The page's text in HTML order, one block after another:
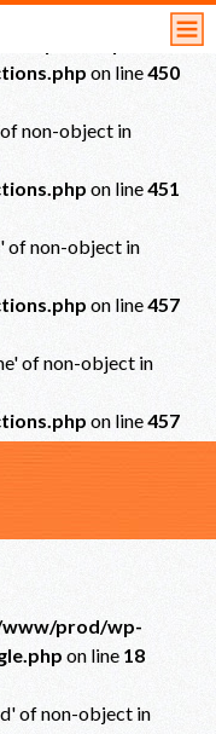
on line450
non-object in
on line451
of non-object in
on line457
of non-object in
on line457
prod/wp-
on line 18
of non-object in